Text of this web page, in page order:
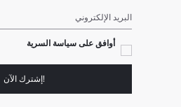
البريد الإلكتروني
أوافق على سياسة السرية
!إشترك الآن